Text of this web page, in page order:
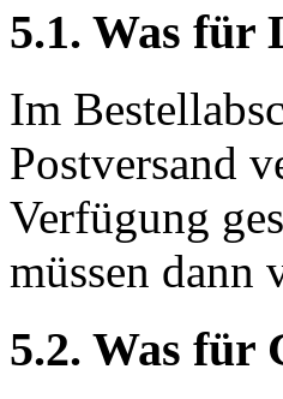
5.1. Was für
Im
Postversand
Verfügung
müssen dann
5.2. Was für